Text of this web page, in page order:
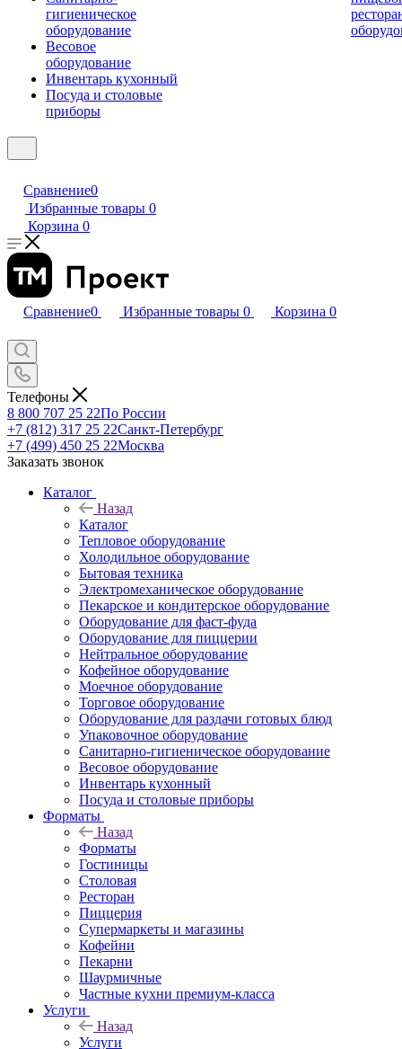
гигиеническое
оборудование
Весовое
оборудование
Инвентарь кухонный
Посуда и столовые
приборы
Сравнение0
Избранные товары 0
Корзина 0
Сравнение0 Избранные товары 0 Корзина 0
Телефоны
8 800 707 25 22По России
+7 (812) 317 25 22Санкт-Петербург
+7 (499) 450 25 22Москва
Заказать звонок
Каталог
Назад
Каталог
Тепловое оборудование
Холодильное оборудование
Бытовая техника
Электромеханическое оборудование
Пекарское и кондитерское оборудование
Оборудование для фаст-фуда
Оборудование для пиццерии
Нейтральное оборудование
Кофейное оборудование
Моечное оборудование
Торговое оборудование
Оборудование для раздачи готовых блюд
Упаковочное оборудование
Санитарно-гигиеническое оборудование
Весовое оборудование
Инвентарь кухонный
Посуда и столовые приборы
Форматы
Назад
Форматы
Гостиницы
Столовая
Ресторан
Пиццерия
Супермаркеты и магазины
Кофейни
Пекарни
Шаурмичные
Частные кухни премиум-класса
Услуги
Назад
Услуги